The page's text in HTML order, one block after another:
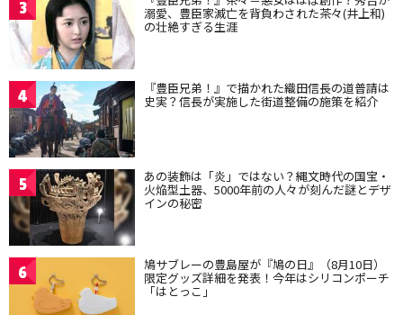
3 溺愛、豊臣家滅亡を背負わされた茶々(井上和)
の壮絶すぎる生涯
4 『豊臣兄弟！』で描かれた織田信長の道普請は
史実？信長が実施した街道整備の施策を紹介
5 あの装飾は「炎」ではない？縄文時代の国宝・
火焔型土器、5000年前の人々が刻んだ謎とデザ
インの秘密
6 鳩サブレーの豊島屋が『鳩の日』（8月10日）
限定グッズ詳細を発表！今年はシリコンポーチ
「はとっこ」